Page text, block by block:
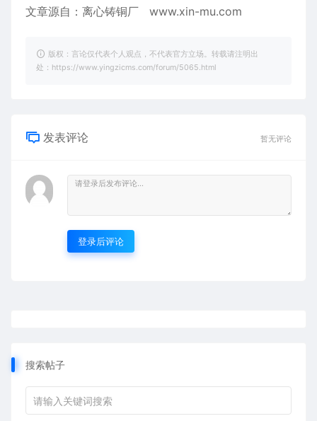
文章源自：离心铸铜厂 www.xin-mu.com
版权：言论仅代表个人观点，不代表官方立场。转载请注明出
处：https://www.yingzicms.com/forum/5065.html
发表评论 暂无评论
登录后评论
搜索帖子